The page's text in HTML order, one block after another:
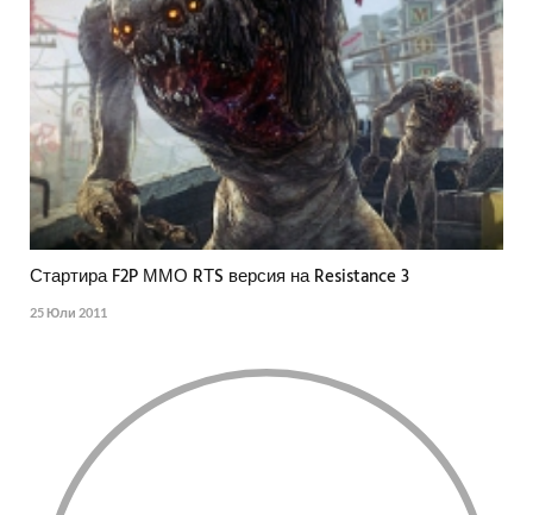
Стартира F2P ММО RТS версия на Resistance 3
25 Юли 2011